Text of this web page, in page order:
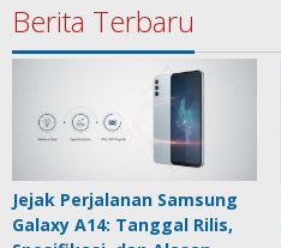
Berita Terbaru
Jejak Perjalanan Samsung
Galaxy A14: Tanggal Rilis,